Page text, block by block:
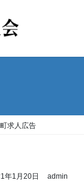
求人広告
年1月20日 admin